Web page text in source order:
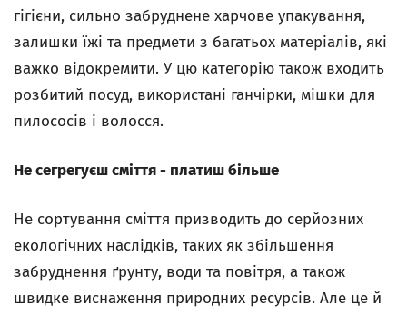
гігієни, сильно забруднене харчове упакування,
залишки їжі та предмети з багатьох матеріалів, які
важко відокремити. У цю категорію також входить
розбитий посуд, використані ганчірки, мішки для
пилососів і волосся.
Не сегрегуєш сміття - платиш більше
Не сортування сміття призводить до серйозних
екологічних наслідків, таких як збільшення
забруднення ґрунту, води та повітря, а також
швидке виснаження природних ресурсів. Але це й